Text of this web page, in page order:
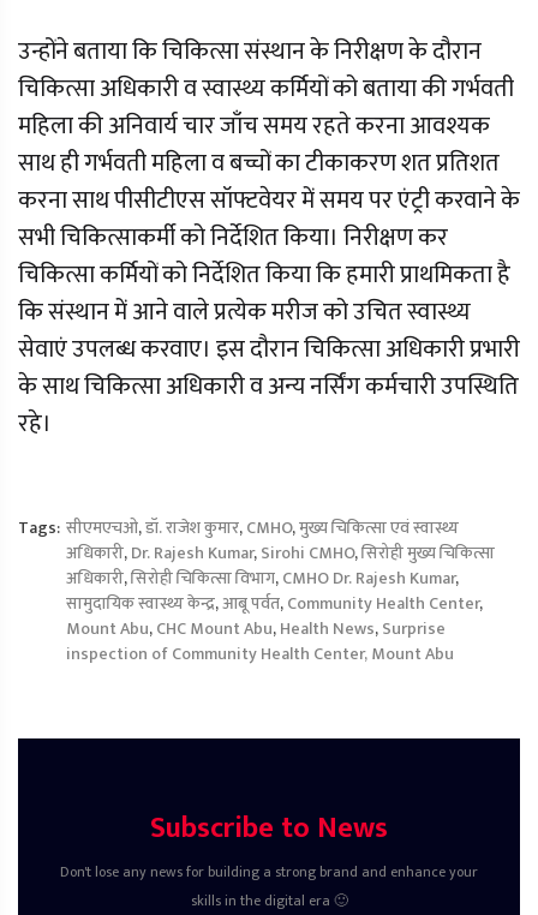
उन्होंने बताया कि चिकित्सा संस्थान के निरीक्षण के दौरान
चिकित्सा अधिकारी व स्वास्थ्य कर्मियों को बताया की गर्भवती
महिला की अनिवार्य चार जाँच समय रहते करना आवश्यक
साथ ही गर्भवती महिला व बच्चों का टीकाकरण शत प्रतिशत
करना साथ पीसीटीएस सॉफ्टवेयर में समय पर एंट्री करवाने के
सभी चिकित्साकर्मी को निर्देशित किया। निरीक्षण कर
चिकित्सा कर्मियों को निर्देशित किया कि हमारी प्राथमिकता है
कि संस्थान में आने वाले प्रत्येक मरीज को उचित स्वास्थ्य
सेवाएं उपलब्ध करवाए। इस दौरान चिकित्सा अधिकारी प्रभारी
के साथ चिकित्सा अधिकारी व अन्य नर्सिंग कर्मचारी उपस्थिति
रहे।
Tags: सीएमएचओ,डॉ. राजेश कुमार,CMHO,मुख्य चिकित्सा एवं स्वास्थ्य
अधिकारी,Dr. Rajesh Kumar,Sirohi CMHO,सिरोही मुख्य चिकित्सा
अधिकारी,सिरोही चिकित्सा विभाग,CMHO Dr. Rajesh Kumar,
सामुदायिक स्वास्थ्य केन्द्र,आबू पर्वत,Community Health Center,
Mount Abu,CHC Mount Abu,Health News,Surprise
inspection of Community Health Center, Mount Abu
Subscribe to News
Don't lose any news for building a strong brand and enhance your
skills in the digital era 🙂